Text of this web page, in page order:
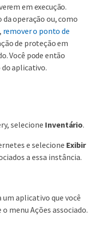
em execução.
da operação ou, como
remover o ponto de
de proteção em
Você pode então
aplicativo.
selecione Inventário.
e selecione Exibir
a essa instância.
aplicativo que você
menu Ações associado.